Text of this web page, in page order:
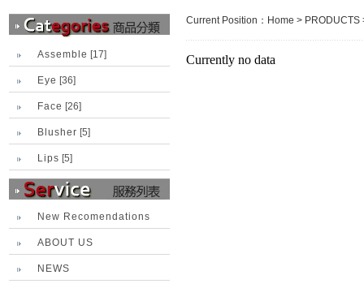
Assemble [17]
Eye [36]
Face [26]
Blusher [5]
Lips [5]
New Recomendations
ABOUT US
NEWS
Current Position： Home > PRODUCTS
Currently no data